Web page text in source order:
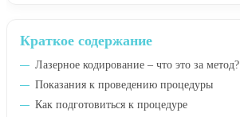
Краткое содержание
Лазерное кодирование – что это за метод?
Показания к проведению процедуры
Как подготовиться к процедуре